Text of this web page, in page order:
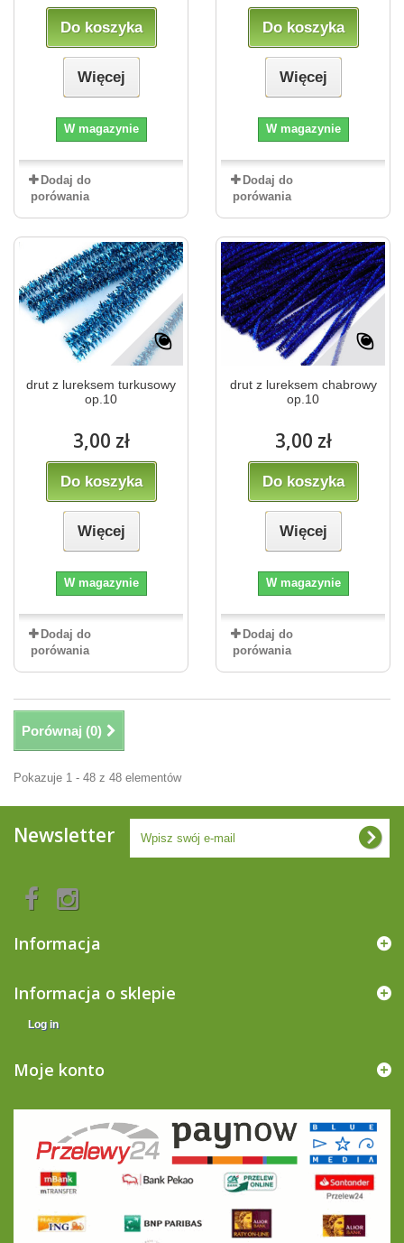
Do koszyka
Więcej
W magazynie
Dodaj do
porówania
Do koszyka
Więcej
W magazynie
Dodaj do
porówania
drut z lureksem turkusowy
op.10
3,00 zł
Do koszyka
Więcej
W magazynie
Dodaj do
porówania
drut z lureksem chabrowy
op.10
3,00 zł
Do koszyka
Więcej
W magazynie
Dodaj do
porówania
Porównaj (0)
Pokazuje 1 - 48 z 48 elementów
Newsletter
Informacja
Informacja o sklepie
Log in
Moje konto